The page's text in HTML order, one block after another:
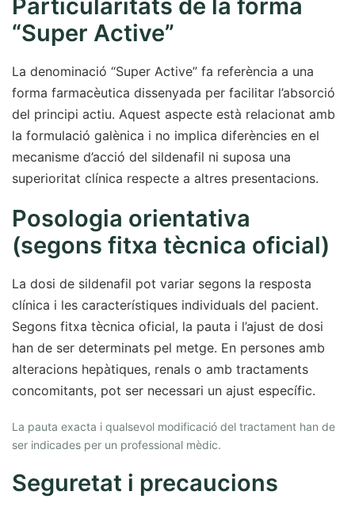
Particularitats de la forma
“Super Active”
La denominació “Super Active” fa referència a una
forma farmacèutica dissenyada per facilitar l’absorció
del principi actiu. Aquest aspecte està relacionat amb
la formulació galènica i no implica diferències en el
mecanisme d’acció del sildenafil ni suposa una
superioritat clínica respecte a altres presentacions.
Posologia orientativa
(segons fitxa tècnica oficial)
La dosi de sildenafil pot variar segons la resposta
clínica i les característiques individuals del pacient.
Segons fitxa tècnica oficial, la pauta i l’ajust de dosi
han de ser determinats pel metge. En persones amb
alteracions hepàtiques, renals o amb tractaments
concomitants, pot ser necessari un ajust específic.
La pauta exacta i qualsevol modificació del tractament han de
ser indicades per un professional mèdic.
Seguretat i precaucions